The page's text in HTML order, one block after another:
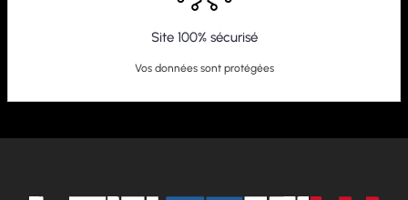
Site 100% sécurisé
Vos données sont protégées